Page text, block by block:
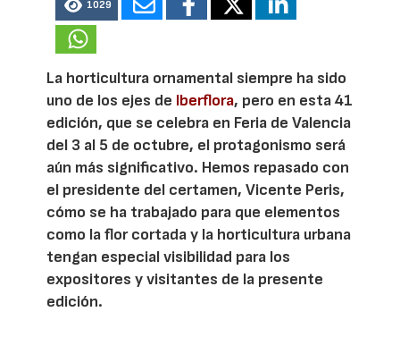
1029
La horticultura ornamental siempre ha sido
uno de los ejes de Iberflora, pero en esta 41
edición, que se celebra en Feria de Valencia
del 3 al 5 de octubre, el protagonismo será
aún más significativo. Hemos repasado con
el presidente del certamen, Vicente Peris,
cómo se ha trabajado para que elementos
como la flor cortada y la horticultura urbana
tengan especial visibilidad para los
expositores y visitantes de la presente
edición.